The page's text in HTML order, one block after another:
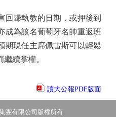
歸執教的日期，或押後到
成為該名葡萄牙名帥重返班
期現任主席佩雷斯可以輕鬆
續掌權。
讀大公報PDF版面
團有限公司版權所有